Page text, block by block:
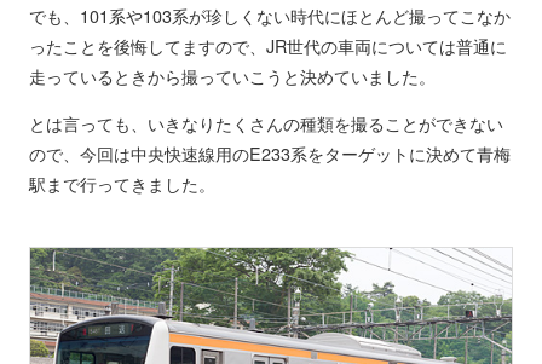
でも、101系や103系が珍しくない時代にほとんど撮ってこなか
ったことを後悔してますので、JR世代の車両については普通に
走っているときから撮っていこうと決めていました。
とは言っても、いきなりたくさんの種類を撮ることができない
ので、今回は中央快速線用のE233系をターゲットに決めて青梅
駅まで行ってきました。